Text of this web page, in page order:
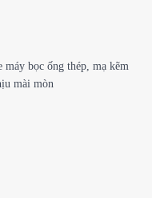
bọc ống thép, mạ kẽm
mài mòn